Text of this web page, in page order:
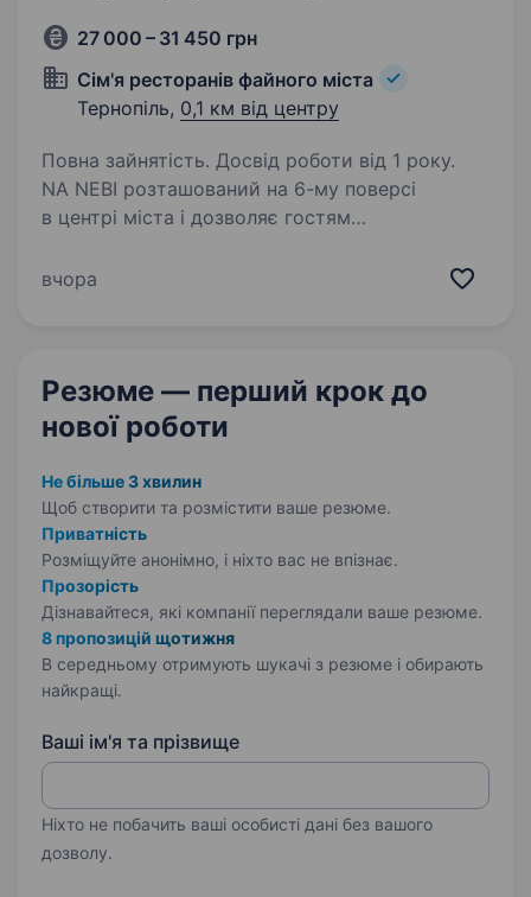
27 000 – 31 450 грн
Сім'я ресторанів файного міста
Тернопіль, 0,1 км від центру
Повна зайнятість. Досвід роботи від 1 року.
NA NEBI розташований на 6-му поверсі
в центрі міста і дозволяє гостям
Ми в пошуках КОНДИТЕРА. У нас ти отримаєш:
вчора
Резюме — перший крок до
нової роботи
Не більше 3 хвилин
Щоб створити та розмістити ваше резюме.
Приватність
Розміщуйте анонімно, і ніхто вас не впізнає.
Прозорість
Дізнавайтеся, які компанії переглядали ваше резюме.
8 пропозицій щотижня
В середньому отримують шукачі з резюме і обирають
найкращі.
Ваші ім'я та прізвище
Ніхто не побачить ваші особисті дані без вашого
дозволу.